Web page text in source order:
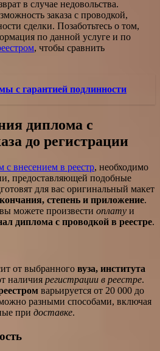
в случае недовольства.
заказа с проводкой,
сделки. Позаботьтесь о том,
по данной услуге и по
, чтобы сравнить
с гарантией подлинности
диплома с
до регистрации
с внесением в реестр, необходимо
предоставляющей подобные
для вас оригинальный макет
степень и приложение.
можете произвести оплату и
диплома с проводкой в реестре.
от выбранного вуза, института
наличия регистрации в реестре.
варьируется от 20 000 до
разными способами, включая
при доставке.